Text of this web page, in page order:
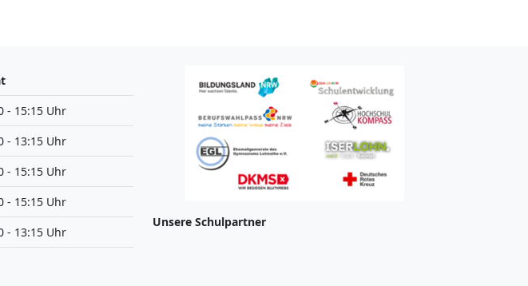
- 15:15 Uhr
- 13:15 Uhr
- 15:15 Uhr
- 15:15 Uhr
- 13:15 Uhr
Unsere Schulpartner